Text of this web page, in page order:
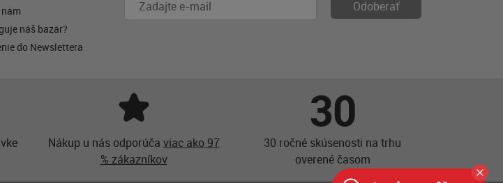
náš bazár?
do Newslettera
Nákup u nás odporúča viac ako 97
% zákazníkov
30
30 ročné skúsenosti na trhu
overené časom